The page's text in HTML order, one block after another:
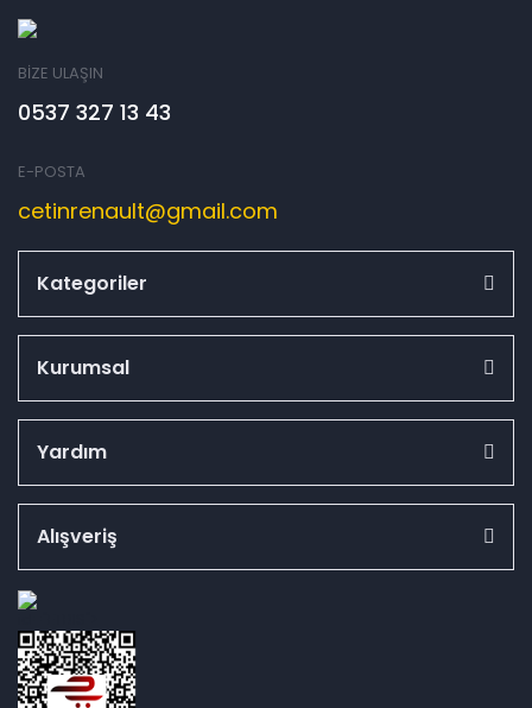
BİZE ULAŞIN
0537 327 13 43
E-POSTA
cetinrenault@gmail.com
Kategoriler
Kurumsal
Yardım
Alışveriş